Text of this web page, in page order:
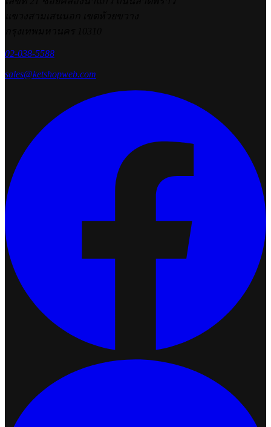
02-038-5588
sales@ketshopweb.com